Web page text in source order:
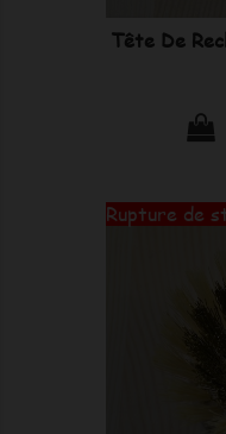
Tête De
Rupture de